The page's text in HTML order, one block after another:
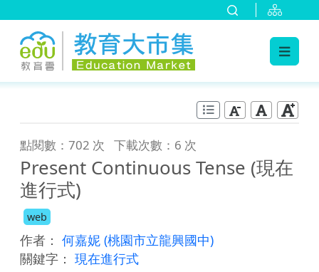
點閱數：702 次 下載次數：6 次
Present Continuous Tense (現在
進行式)
web
作者： 何嘉妮 (桃園市立龍興國中)
關鍵字： 現在進行式